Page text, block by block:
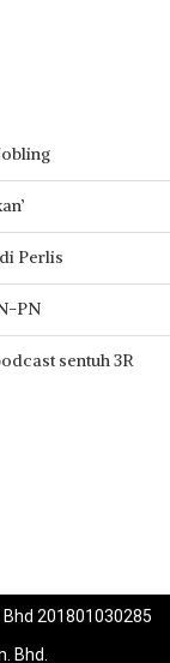
Perlis
PN
sentuh 3R
201801030285
Bhd.